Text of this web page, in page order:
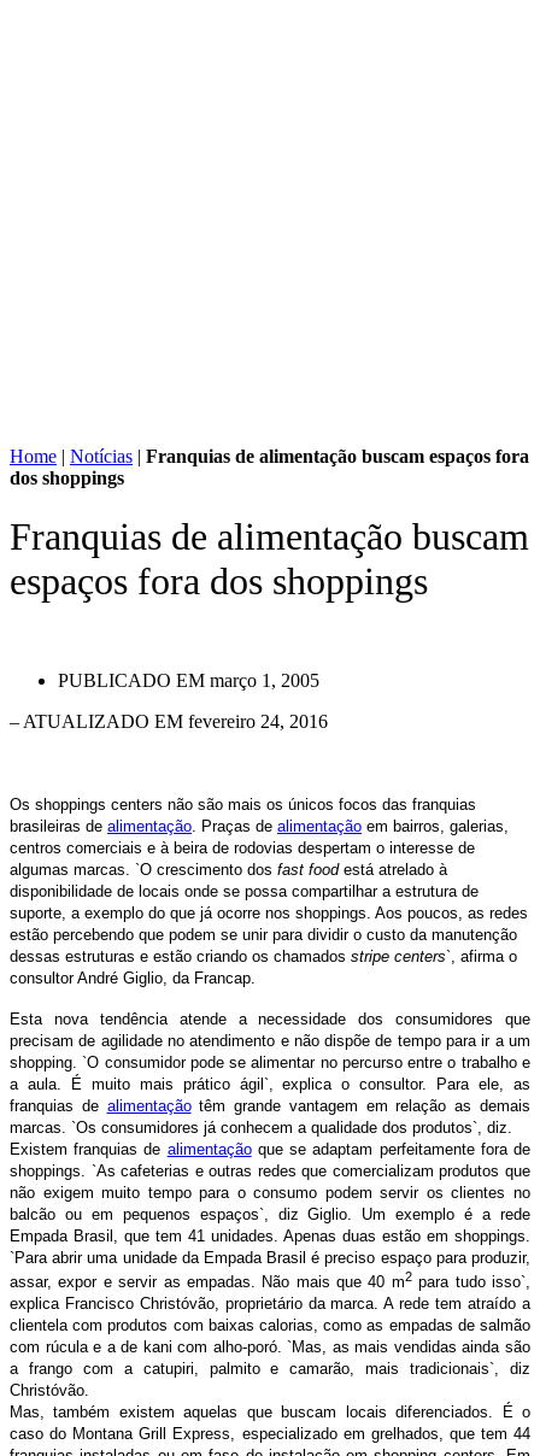
Home | Notícias | Franquias de alimentação buscam espaços fora
dos shoppings
Franquias de alimentação buscam
espaços fora dos shoppings
PUBLICADO EM março 1, 2005
– ATUALIZADO EM fevereiro 24, 2016
Os shoppings centers não são mais os únicos focos das franquias
brasileiras de alimentação. Praças de alimentação em bairros, galerias,
centros comerciais e à beira de rodovias despertam o interesse de
algumas marcas. `O crescimento dos fast foodestá atrelado à
disponibilidade de locais onde se possa compartilhar a estrutura de
suporte, a exemplo do que já ocorre nos shoppings. Aos poucos, as redes
estão percebendo que podem se unir para dividir o custo da manutenção
dessas estruturas e estão criando os chamados stripe centers`, afirma o
consultor André Giglio, da Francap.
Esta nova tendência atende a necessidade dos consumidores que
precisam de agilidade no atendimento e não dispõe de tempo para ir a um
shopping. `O consumidor pode se alimentar no percurso entre o trabalho e
a aula. É muito mais prático ágil`, explica o consultor. Para ele, as
franquias de alimentaçãotêm grande vantagem em relação as demais
marcas. `Os consumidores já conhecem a qualidade dos produtos`, diz.
Existem franquias de alimentaçãoque se adaptam perfeitamente fora de
shoppings. `As cafeterias e outras redes que comercializam produtos que
não exigem muito tempo para o consumo podem servir os clientes no
balcão ou em pequenos espaços`, diz Giglio. Um exemplo é a rede
Empada Brasil, que tem 41 unidades. Apenas duas estão em shoppings.
`Para abrir uma unidade da Empada Brasil é preciso espaço para produzir,
assar, expor e servir as empadas. Não mais que 40 m2para tudo isso`,
explica Francisco Christóvão, proprietário da marca. A rede tem atraído a
clientela com produtos com baixas calorias, como as empadas de salmão
com rúcula e a de kani com alho-poró. `Mas, as mais vendidas ainda são
a frango com a catupiri, palmito e camarão, mais tradicionais`, diz
Christóvão.
Mas, também existem aquelas que buscam locais diferenciados. É o
caso do Montana Grill Express, especializado em grelhados, que tem 44